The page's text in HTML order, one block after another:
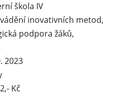
škola IV
inovativních metod,
podpora žáků,
2023
Kč